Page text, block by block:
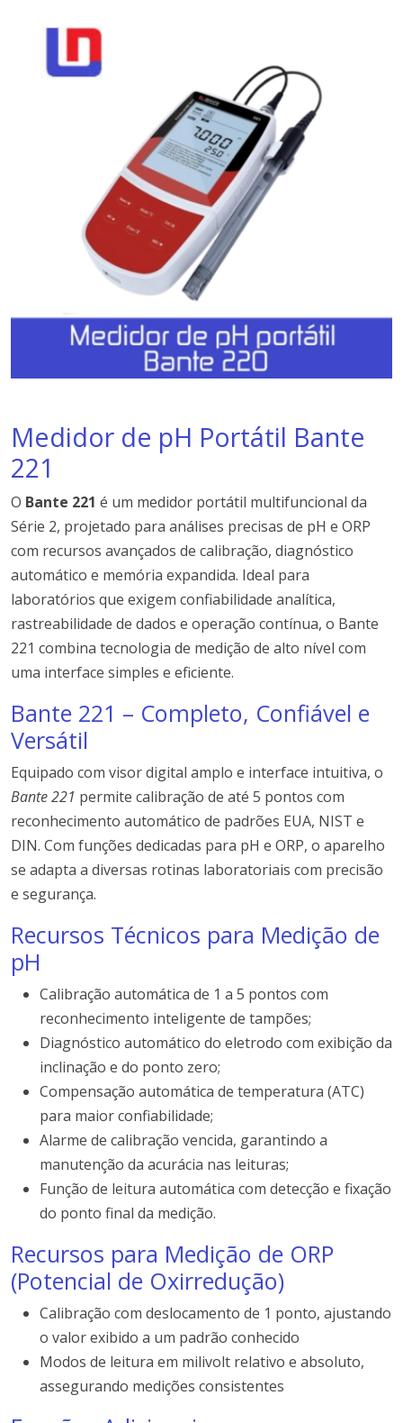
Medidor de pH Portátil Bante
221
O Bante 221 é um medidor portátil multifuncional da
Série 2, projetado para análises precisas de pH e ORP
com recursos avançados de calibração, diagnóstico
automático e memória expandida. Ideal para
laboratórios que exigem confiabilidade analítica,
rastreabilidade de dados e operação contínua, o Bante
221 combina tecnologia de medição de alto nível com
uma interface simples e eficiente.
Bante 221 – Completo, Confiável e
Versátil
Equipado com visor digital amplo e interface intuitiva, o
Bante 221 permite calibração de até 5 pontos com
reconhecimento automático de padrões EUA, NIST e
DIN. Com funções dedicadas para pH e ORP, o aparelho
se adapta a diversas rotinas laboratoriais com precisão
e segurança.
Recursos Técnicos para Medição de
pH
Calibração automática de 1 a 5 pontos com
reconhecimento inteligente de tampões;
Diagnóstico automático do eletrodo com exibição da
inclinação e do ponto zero;
Compensação automática de temperatura (ATC)
para maior confiabilidade;
Alarme de calibração vencida, garantindo a
manutenção da acurácia nas leituras;
Função de leitura automática com detecção e fixação
do ponto final da medição.
Recursos para Medição de ORP
(Potencial de Oxirredução)
Calibração com deslocamento de 1 ponto, ajustando
o valor exibido a um padrão conhecido
Modos de leitura em milivolt relativo e absoluto,
assegurando medições consistentes